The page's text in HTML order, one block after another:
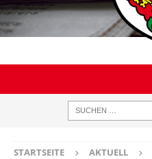
STARTSEITE AKTUELL